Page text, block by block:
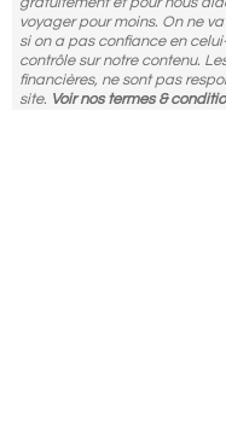
voyager pour moins. On ne
si on a pas confiance en
contrôle sur notre contenu.
financières, ne sont pas
site. Voir nos termes &